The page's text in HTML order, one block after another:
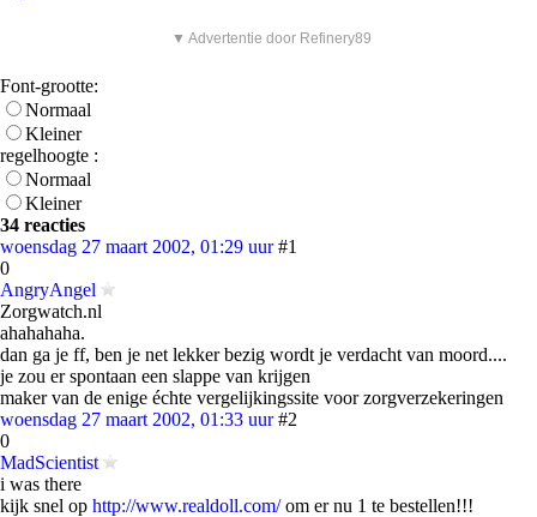
▼ Advertentie door Refinery89
Font-grootte:
Normaal
Kleiner
regelhoogte :
Normaal
Kleiner
34 reacties
woensdag 27 maart 2002, 01:29 uur #1
0
AngryAngel
Zorgwatch.nl
ahahahaha.
dan ga je ff, ben je net lekker bezig wordt je verdacht van moord....
je zou er spontaan een slappe van krijgen
maker van de enige échte vergelijkingssite voor zorgverzekeringen
woensdag 27 maart 2002, 01:33 uur #2
0
MadScientist
i was there
kijk snel op http://www.realdoll.com/om er nu 1 te bestellen!!!